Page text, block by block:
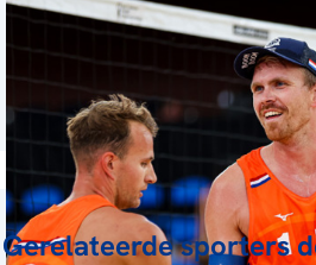
Gerelateerde sporters